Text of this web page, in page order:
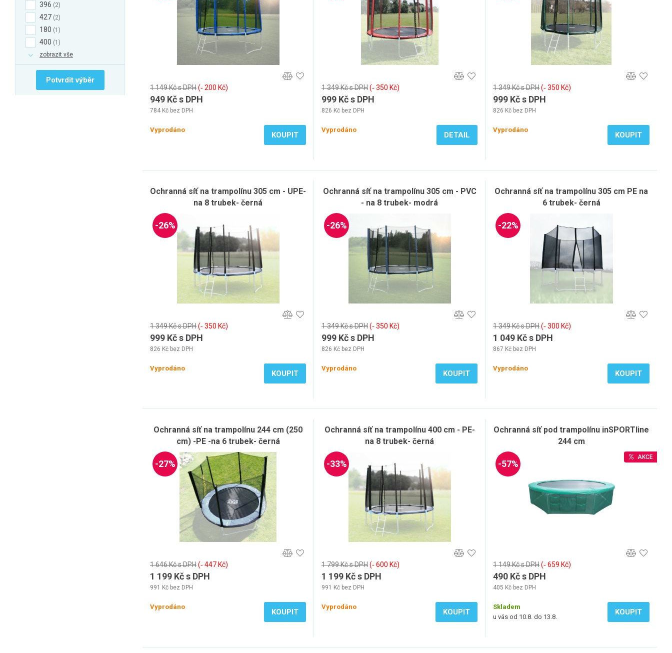
396 2
427 2
180 1
400
1
zobrazit vše
Potvrdit výběr
1 149 Kč s DPH(‐ 200 Kč)
949 Kč s DPH
784 Kč bez DPH
Vyprodáno
KOUPIT
1 349 Kč s DPH(‐ 350 Kč)
999 Kč s DPH
826 Kč bez DPH
Vyprodáno
DETAIL
1 349 Kč s DPH(‐ 350 Kč)
999 Kč s DPH
826 Kč bez DPH
Vyprodáno
KOUPIT
Ochranná síť na trampolínu 305 cm - UPE-
na 8 trubek- černá
-26%
1 349 Kč s DPH(‐ 350 Kč)
999 Kč s DPH
826 Kč bez DPH
Vyprodáno
KOUPIT
Ochranná síť na trampolínu 305 cm - PVC
- na 8 trubek- modrá
-26%
1 349 Kč s DPH(‐ 350 Kč)
999 Kč s DPH
826 Kč bez DPH
Vyprodáno
KOUPIT
Ochranná síť na trampolínu 305 cm PE na
6 trubek- černá
-22%
1 349 Kč s DPH(‐ 300 Kč)
1 049 Kč s DPH
867 Kč bez DPH
Vyprodáno
KOUPIT
Ochranná síť na trampolínu 244 cm (250
cm) -PE -na 6 trubek- černá
-27%
1 646 Kč s DPH(‐ 447 Kč)
1 199 Kč s DPH
991 Kč bez DPH
Vyprodáno
KOUPIT
Ochranná síť na trampolínu 400 cm - PE-
na 8 trubek- černá
-33%
1 799 Kč s DPH(‐ 600 Kč)
1 199 Kč s DPH
991 Kč bez DPH
Vyprodáno
KOUPIT
Ochranná síť pod trampolínu inSPORTline
244 cm
AKCE
-57%
1 149 Kč s DPH(‐ 659 Kč)
490 Kč s DPH
405 Kč bez DPH
Skladem
u vás od 10.8. do 13.8.
KOUPIT